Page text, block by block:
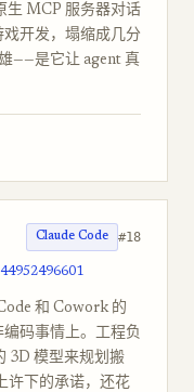
生 MCP 服务器对话
开发，塌缩成几分
——是它让 agent 真
Claude Code #18
和 Cowork 的
码事情上。工程负
3D 模型来规划搬
许下的承诺，还花